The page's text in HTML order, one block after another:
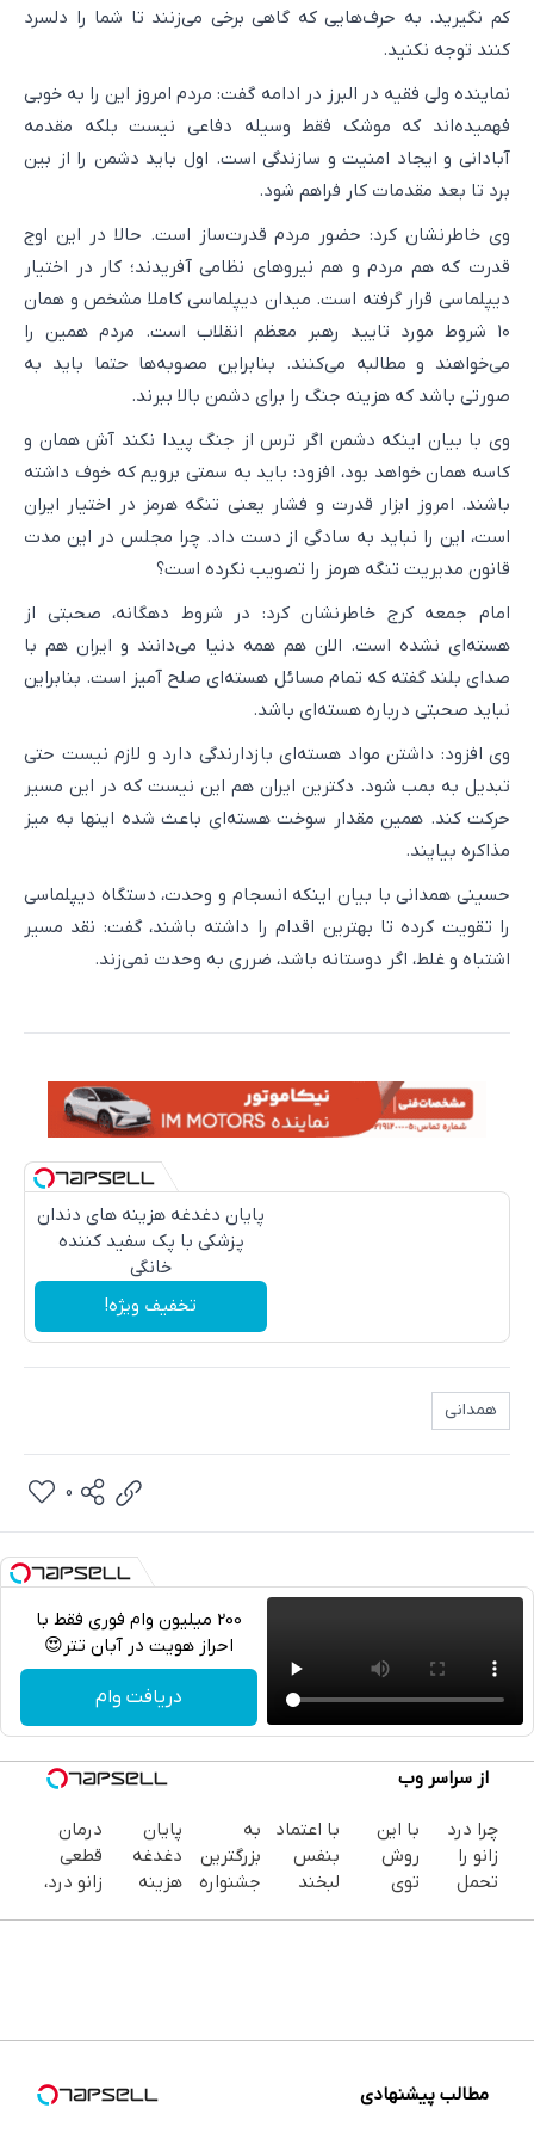
کم نگیرید. به حرف‌هایی که گاهی برخی می‌زنند تا شما را دلسرد
کنند توجه نکنید.
نماینده ولی فقیه در البرز در ادامه گفت: مردم امروز این را به خوبی
فهمیده‌اند که موشک فقط وسیله دفاعی نیست بلکه مقدمه
آبادانی و ایجاد امنیت و سازندگی است. اول باید دشمن را از بین
برد تا بعد مقدمات کار فراهم شود.
وی خاطرنشان کرد: حضور مردم قدرت‌ساز است. حالا در این اوج
قدرت که هم مردم و هم نیروهای نظامی آفریدند؛ کار در اختیار
دیپلماسی قرار گرفته است. میدان دیپلماسی کاملا مشخص و همان
۱۰ شروط مورد تایید رهبر معظم انقلاب است. مردم همین را
می‌خواهند و مطالبه می‌کنند. بنابراین مصوبه‌ها حتما باید به
صورتی باشد که هزینه جنگ را برای دشمن بالا ببرند.
وی با بیان اینکه دشمن اگر ترس از جنگ پیدا نکند آش همان و
کاسه همان خواهد بود، افزود: باید به سمتی برویم که خوف داشته
باشند. امروز ابزار قدرت و فشار یعنی تنگه هرمز در اختیار ایران
است، این را نباید به سادگی از دست داد. چرا مجلس در این مدت
قانون مدیریت تنگه هرمز را تصویب نکرده است؟
امام جمعه کرج خاطرنشان کرد: در شروط دهگانه، صحبتی از
هسته‌ای نشده است. الان هم همه دنیا می‌دانند و ایران هم با
صدای بلند گفته که تمام مسائل هسته‌ای صلح آمیز است. بنابراین
نباید صحبتی درباره هسته‌ای باشد.
وی افزود: داشتن مواد هسته‌ای بازدارندگی دارد و لازم نیست حتی
تبدیل به بمب شود. دکترین ایران هم این نیست که در این مسیر
حرکت کند. همین مقدار سوخت هسته‌ای باعث شده اینها به میز
مذاکره بیایند.
حسینی همدانی با بیان اینکه انسجام و وحدت، دستگاه دیپلماسی
را تقویت کرده تا بهترین اقدام را داشته باشند، گفت: نقد مسیر
اشتباه و غلط، اگر دوستانه باشد، ضرری به وحدت نمی‌زند.
پایان دغدغه هزینه های دندان
پزشکی با پک سفید کننده
خانگی
تخفیف ویژه!
همدانی
واتساپ
0
200 میلیون وام فوری فقط با
احراز هویت در آبان تتر😍
دریافت وام
از سراسر وب
چرا درد
زانو را
تحمل
کن
با این
روش
توی
با اعتماد
بنفس
لبخند
به
بزرگترین
جشنواره
پایان
دغدغه
هزینه
کننده
درمان
قطعی
زانو درد،
جراحی!
مطالب پیشنهادی